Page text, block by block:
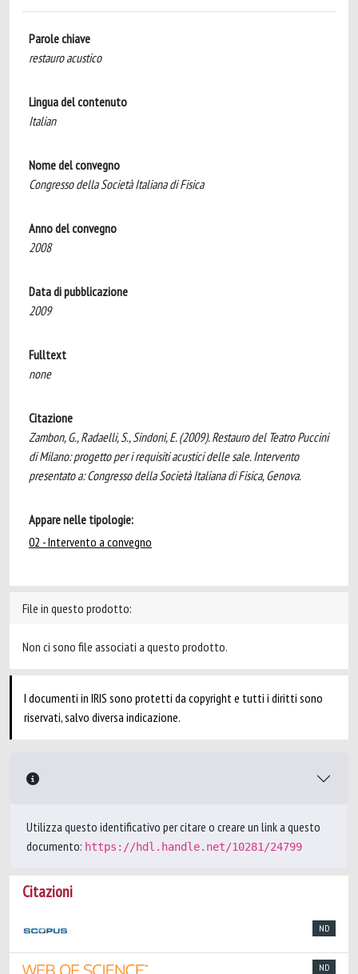
Parole chiave
restauro acustico
Lingua del contenuto
Italian
Nome del convegno
Congresso della Società Italiana di Fisica
Anno del convegno
2008
Data di pubblicazione
2009
Fulltext
none
Citazione
Zambon, G., Radaelli, S., Sindoni, E. (2009). Restauro del Teatro Puccini
di Milano: progetto per i requisiti acustici delle sale. Intervento
presentato a: Congresso della Società Italiana di Fisica, Genova.
Appare nelle tipologie:
02 - Intervento a convegno
File in questo prodotto:
Non ci sono file associati a questo prodotto.
I documenti in IRIS sono protetti da copyright e tutti i diritti sono
riservati, salvo diversa indicazione.
Utilizza questo identificativo per citare o creare un link a questo
documento: https://hdl.handle.net/10281/24799
Citazioni
ND
ND